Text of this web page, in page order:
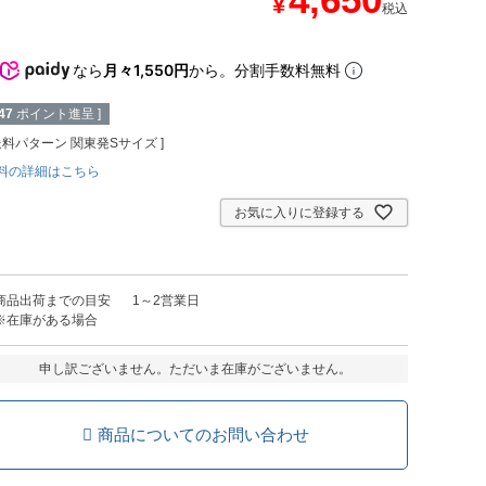
税込
なら 月々1,550円から。分割手数料無料
ポイント進呈 ]
パターン 関東発Sサイズ
の詳細はこちら
お気に入りに登録する
品出荷までの目安
庫がある場合
1～2営業日
申し訳ございません。ただいま在庫がございません。
商品についてのお問い合わせ